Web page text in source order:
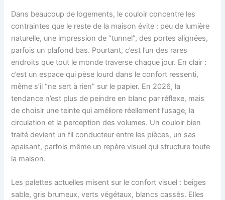
Dans beaucoup de logements, le couloir concentre les
contraintes que le reste de la maison évite : peu de lumière
naturelle, une impression de “tunnel”, des portes alignées,
parfois un plafond bas. Pourtant, c’est l’un des rares
endroits que tout le monde traverse chaque jour. En clair :
c’est un espace qui pèse lourd dans le confort ressenti,
même s’il “ne sert à rien” sur le papier. En 2026, la
tendance n’est plus de peindre en blanc par réflexe, mais
de choisir une teinte qui améliore réellement l’usage, la
circulation et la perception des volumes. Un couloir bien
traité devient un fil conducteur entre les pièces, un sas
apaisant, parfois même un repère visuel qui structure toute
la maison.
Les palettes actuelles misent sur le confort visuel : beiges
sable, gris brumeux, verts végétaux, blancs cassés. Elles